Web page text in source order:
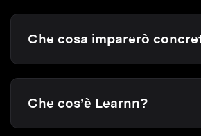
Che cosa imparerò
Che cos’è Learnn?